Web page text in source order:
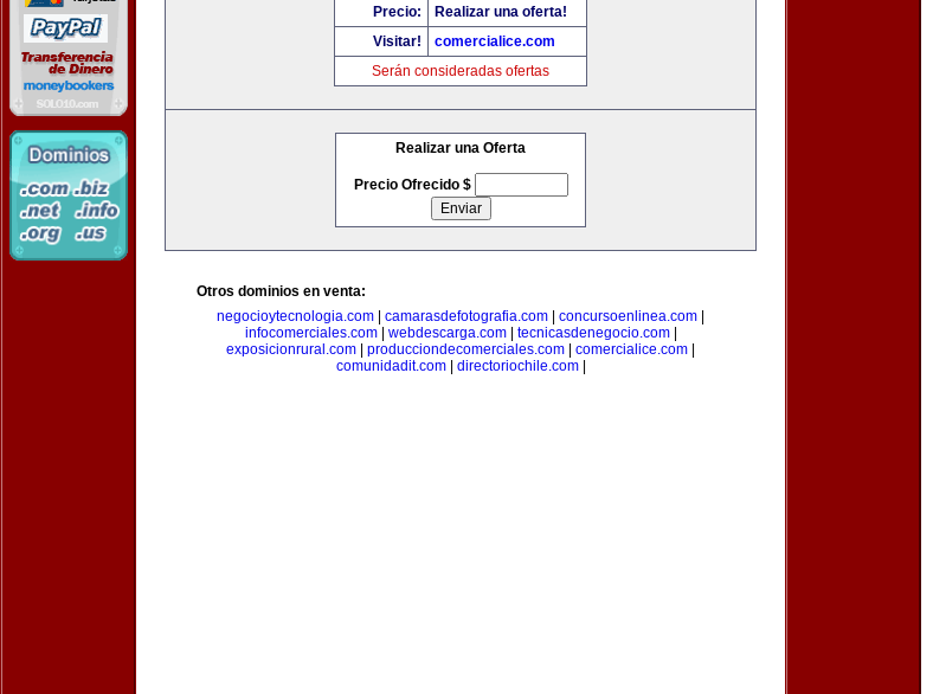
Precio:
Realizar una oferta!
Visitar!
comercialice.com
Serán consideradas ofertas
Realizar una Oferta
Precio Ofrecido $
Otros dominios en venta:
negocioytecnologia.com
camarasdefotografia.com concursoenlinea.com
infocomerciales.com| webdescarga.com| tecnicasdenegocio.com|
exposicionrural.com
producciondecomerciales.com comercialice.com
comunidadit.com| directoriochile.com|